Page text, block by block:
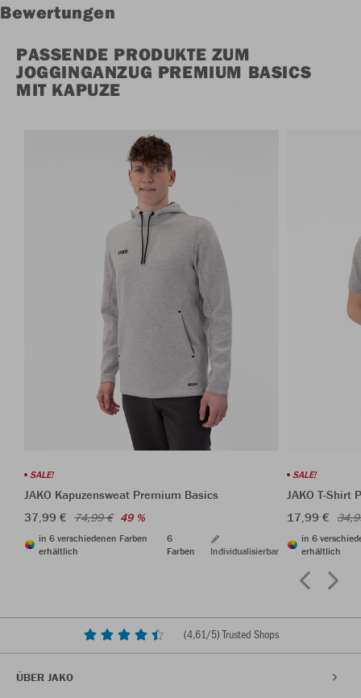
Bewertungen
PASSENDE PRODUKTE ZUM
JOGGINGANZUG PREMIUM BASICS
MIT KAPUZE
SALE!
JAKO Kapuzensweat Premium Basics
37,99 € 74,99 € 49 %
in 6 verschiedenen Farben
erhältlich
6
Farben
Individualisierbar
SALE!
JAKO T-Shirt
17,99 €
in 6
erhältlich
(4,61/5) Trusted Shops
ÜBER JAKO